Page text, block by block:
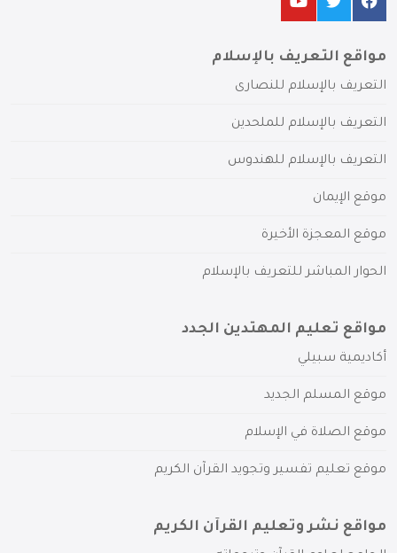
مواقع التعريف بالإسلام
التعريف بالإسلام للنصارى
التعريف بالإسلام للملحدين
التعريف بالإسلام للهندوس
موقع الإيمان
موقع المعجزة الأخيرة
الحوار المباشر للتعريف بالإسلام
مواقع تعليم المهتدين الجدد
أكاديمية سبيلي
موقع المسلم الجديد
موقع الصلاة في الإسلام
موقع تعليم تفسير وتجويد القرآن الكريم
مواقع نشر وتعليم القرآن الكريم